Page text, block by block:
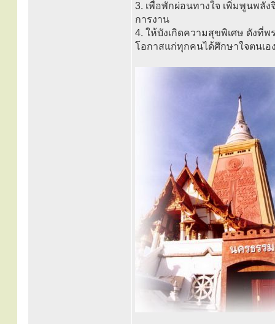
3. เพื่อพักผ่อนทางใจ เพิ่มพูนพลั
การงาน
4. ให้บังเกิดความสุขพิเศษ ดังที่
โอกาสแก่ทุกคนได้ศึกษาใจตนเอ